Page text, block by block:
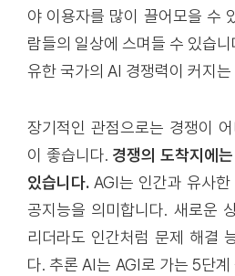
야 이용자를 많이 끌어모을 수
람들의 일상에 스며들 수 있습
유한 국가의 AI 경쟁력이 커지
장기적인 관점으로는 경쟁이
이 좋습니다. 경쟁의 도착지에
있습니다.AGI는 인간과 유사
공지능을 의미합니다. 새로운
리더라도 인간처럼 문제 해결
다. 추론 AI는 AGI로 가는 5단